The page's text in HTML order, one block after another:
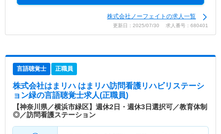
株式会社ノーフェイトの求人一覧
更新日：2025/07/30 求人番号：680401
言語聴覚士 正職員
株式会社はまリハ はまリハ訪問看護リハビリステーシ
ョン緑の言語聴覚士求人(正職員)
【神奈川県／横浜市緑区】週休2日・週休3日選択可／教育体制
◎／訪問看護ステーション